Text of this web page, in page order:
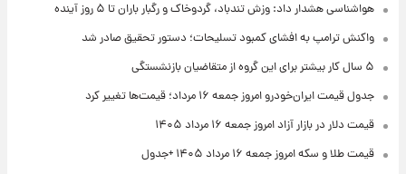
هواشناسی هشدار داد: وزش تندباد، گردوخاک و رگبار باران تا ۵ روز آینده
واکنش ترامپ به افشای کمبود تسلیحات؛ دستور تحقیق صادر شد
۵ سال کار بیشتر برای این گروه از متقاضیان بازنشستگی
جدول قیمت ایران‌خودرو امروز جمعه ۱۶ مرداد؛ قیمت‌ها تغییر کرد
قیمت دلار در بازار آزاد امروز جمعه ۱۶ مرداد ۱۴۰۵
قیمت طلا و سکه امروز جمعه ۱۶ مرداد ۱۴۰۵ +جدول